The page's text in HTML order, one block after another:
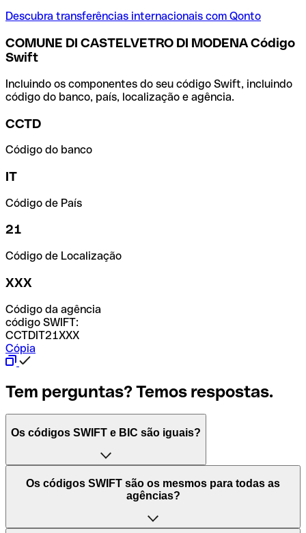
Descubra transferências internacionais com Qonto
COMUNE DI CASTELVETRO DI MODENA Código
Swift
Incluindo os componentes do seu código Swift, incluindo
código do banco, país, localização e agência.
CCTD
Código do banco
IT
Código de País
21
Código de Localização
XXX
Código da agência
código SWIFT:
CCTDIT21XXX
Cópia
Tem perguntas? Temos respostas.
Os códigos SWIFT e BIC são iguais?
O acrónimo SWIFT significa "Society for Worldwide
Interbank Financial Telecommunication (Sociedade para
Mundiais)". Trata-se de uma rede mundial onde se
Os códigos SWIFT são os mesmos para todas as
agências?